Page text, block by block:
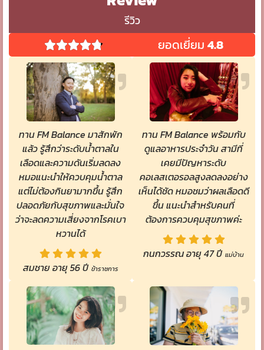
รีวิว
ยอดเยี่ยม 4.8
ทาน FM Balance มาสักพัก
แล้ว รู้สึกว่าระดับน้ำตาลใน
เลือดและความดันเริ่มลดลง
หมอแนะนำให้ควบคุมน้ำตาล
แต่ไม่ต้องกินยามากขึ้น รู้สึก
ปลอดภัยกับสุขภาพและมั่นใจ
ว่าจะลดความเสี่ยงจากโรคเบา
หวานได้
สมชาย อายุ 56 ปี ข้าราชการ
ทาน FM Balance พร้อมกับ
ดูแลอาหารประจำวัน สามีที่
เคยมีปัญหาระดับ
คอเลสเตอรอลสูงลดลงอย่าง
เห็นได้ชัด หมอชมว่าผลเลือดดี
ขึ้น แนะนำสำหรับคนที่
ต้องการควบคุมสุขภาพค่ะ
กนกวรรณ อายุ 47 ปี แม่บ้าน